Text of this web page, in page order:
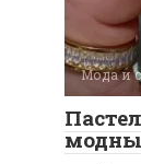
Мода и